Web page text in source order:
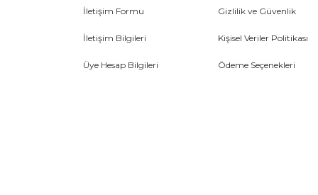
İletişim Formu
İletişim Bilgileri
Üye Hesap Bilgileri
Gizlilik ve Güvenlik
Kişisel Veriler Politikası
Ödeme Seçenekleri